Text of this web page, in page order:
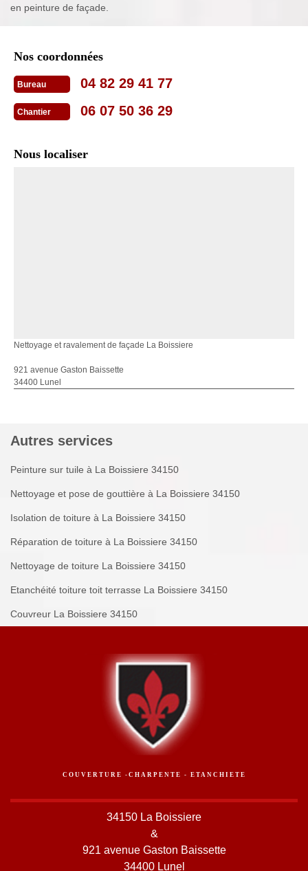
en peinture de façade.
Nos coordonnées
Bureau 04 82 29 41 77
Chantier 06 07 50 36 29
Nous localiser
Nettoyage et ravalement de façade La Boissiere
921 avenue Gaston Baissette
34400 Lunel
Autres services
Peinture sur tuile à La Boissiere 34150
Nettoyage et pose de gouttière à La Boissiere 34150
Isolation de toiture à La Boissiere 34150
Réparation de toiture à La Boissiere 34150
Nettoyage de toiture La Boissiere 34150
Etanchéité toiture toit terrasse La Boissiere 34150
Couvreur La Boissiere 34150
COUVERTURE -CHARPENTE - ETANCHIETE
34150 La Boissiere
&
921 avenue Gaston Baissette
34400 Lunel